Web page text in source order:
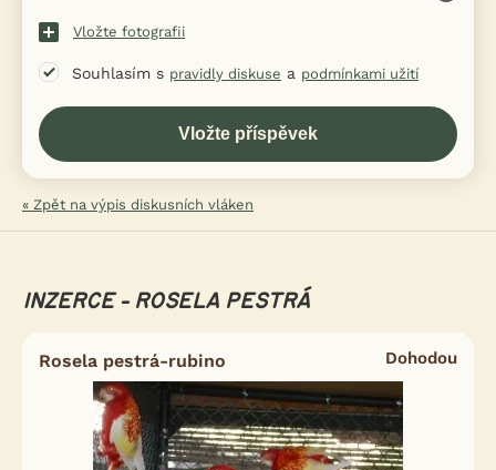
Vložte fotografii
Souhlasím s pravidly diskuse a podmínkami užití
« Zpět na výpis diskusních vláken
INZERCE - ROSELA PESTRÁ
Rosela pestrá-rubino Dohodou